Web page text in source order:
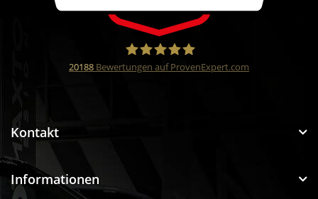
20188 Bewertungen auf ProvenExpert.com
Kontakt
Informationen